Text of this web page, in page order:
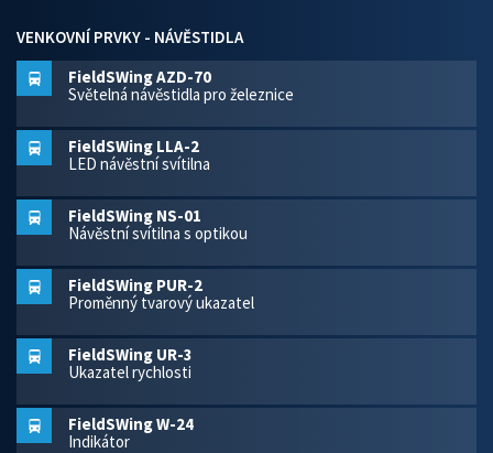
VENKOVNÍ PRVKY - NÁVĚSTIDLA
FieldSWing AZD-70
Světelná návěstidla pro železnice
FieldSWing LLA-2
LED návěstní svítilna
FieldSWing NS-01
Návěstní svítilna s optikou
FieldSWing PUR-2
Proměnný tvarový ukazatel
FieldSWing UR-3
Ukazatel rychlosti
FieldSWing W-24
Indikátor